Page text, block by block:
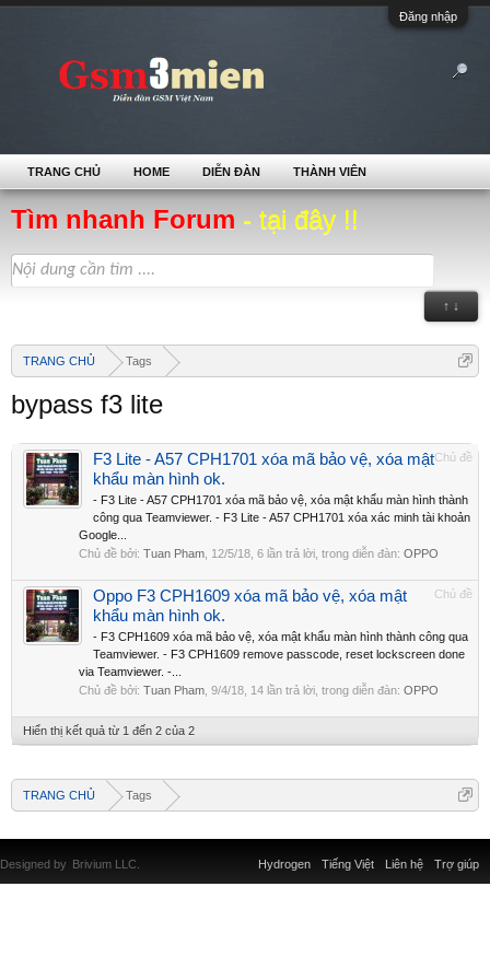
Đăng nhập
Tìm nhanh Forum - tại đây !!
↑ ↓
TRANG CHỦ Tags
bypass f3 lite
Chủ đề
F3 Lite - A57 CPH1701 xóa mã bảo vệ, xóa mật
khẩu màn hình ok.
- F3 Lite - A57 CPH1701 xóa mã bảo vệ, xóa mật khẩu màn hình thành
công qua Teamviewer. - F3 Lite - A57 CPH1701 xóa xác minh tài khoản
Google...
Chủ đề bởi: Tuan Pham 12/5/18 , 6 lần trả lời, trong diễn đàn: OPPO
Chủ đề
Oppo F3 CPH1609 xóa mã bảo vệ, xóa mật
khẩu màn hình ok.
- F3 CPH1609 xóa mã bảo vệ, xóa mật khẩu màn hình thành công qua
Teamviewer. - F3 CPH1609 remove passcode, reset lockscreen done
via Teamviewer. -...
Chủ đề bởi: Tuan Pham 9/4/18 , 14 lần trả lời, trong diễn đàn: OPPO
Hiển thị kết quả từ 1 đến 2 của 2
TRANG CHỦ Tags
TRANG CHỦ HOME DIỄN ĐÀN THÀNH VIÊN
Liên hệ Trợ giúp
Hydrogen Tiếng Việt
Designed by Brivium LLC.